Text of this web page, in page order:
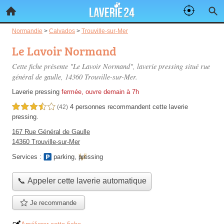
Normandie > Calvados > Trouville-sur-Mer
Le Lavoir Normand
Cette fiche présente "Le Lavoir Normand", laverie pressing situé rue
général de gaulle, 14360 Trouville-sur-Mer.
Laverie pressing fermée, ouvre demain à 7h
3,5 étoiles sur 5 (42) 4 personnes recommandent cette laverie
pressing.
167 Rue Général de Gaulle
14360 Trouville-sur-Mer
Services :
parking, pressing
📞 Appeler cette laverie automatique
Je recommande